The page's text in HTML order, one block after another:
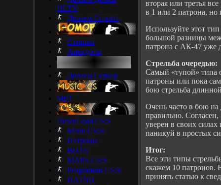
HLTV
Делаем Спрайт
Стишки
Анекдоты
Делаем Сервер
Mp3
DownLoad CS:S
Menu CS:S
Патроны
BOTS
MAPS CS:S
Programms CS:S
ПАТЧИ
вторая или третья
в 1 или 2 патрона, но
Используйте этот
большой разницы
патрона с АК-47 уже
Стрельба очередью:
Самый «тупой» типа
патроны или пока
бою стрельба
Очень часто в бою на
правильно.
уверен в своих
паникуй в простых
Итог:
Все эти типы
скажем 10 патронов.
принять статью к